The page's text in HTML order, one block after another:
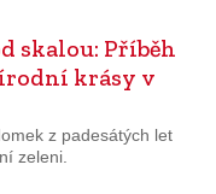
skalou: Příběh
krásy v
z padesátých let
zeleni.